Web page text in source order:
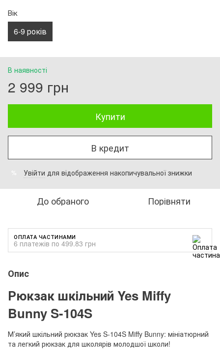
Вік
6-9 років
В наявності
2 999 грн
Купити
В кредит
% Увійти для відображення накопичувальної знижки
До обраного Порівняти
ОПЛАТА ЧАСТИНАМИ
6 платежів по 499.83 грн
Опис
Рюкзак шкільний Yes Miffy
Bunny S-104S
М’який шкільний рюкзак Yes S-104S Miffy Bunny: мініатюрний
та легкий рюкзак для школярів молодшої школи!